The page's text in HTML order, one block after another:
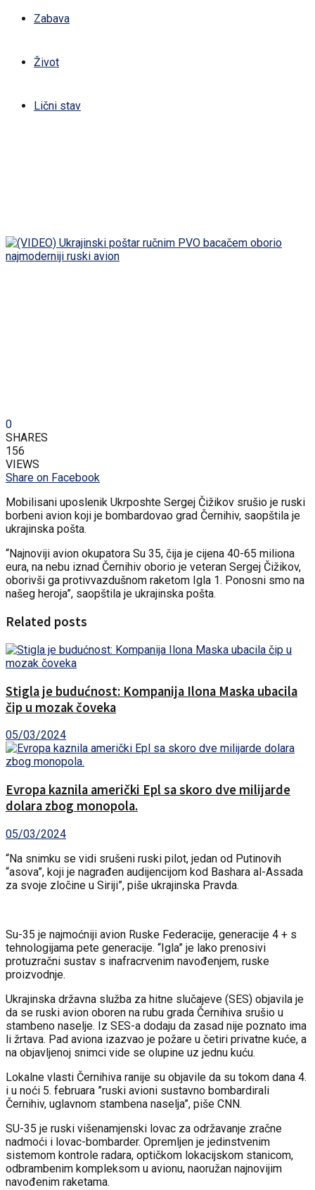
Zabava
Život
Lični stav
0
SHARES
156
VIEWS
Share on Facebook
Mobilisani uposlenik Ukrposhte Sergej Čižikov srušio je ruski
borbeni avion koji je bombardovao grad Černihiv, saopštila je
ukrajinska pošta.
“Najnoviji avion okupatora Su 35, čija je cijena 40-65 miliona
eura, na nebu iznad Černihiv oborio je veteran Sergej Čižikov,
oborivši ga protivvazdušnom raketom Igla 1. Ponosni smo na
našeg heroja”, saopštila je ukrajinska pošta.
Related posts
Stigla je budućnost: Kompanija Ilona Maska ubacila
čip u mozak čoveka
05/03/2024
Evropa kaznila američki Epl sa skoro dve milijarde
dolara zbog monopola.
05/03/2024
“Na snimku se vidi srušeni ruski pilot, jedan od Putinovih
“asova”, koji je nagrađen audijencijom kod Bashara al-Assada
za svoje zločine u Siriji”, piše ukrajinska Pravda.
Su-35 je najmoćniji avion Ruske Federacije, generacije 4 + s
tehnologijama pete generacije. “Igla” je lako prenosivi
protuzračni sustav s inafracrvenim navođenjem, ruske
proizvodnje.
Ukrajinska državna služba za hitne slučajeve (SES) objavila je
da se ruski avion oboren na rubu grada Černihiva srušio u
stambeno naselje. Iz SES-a dodaju da zasad nije poznato ima
li žrtava. Pad aviona izazvao je požare u četiri privatne kuće, a
na objavljenoj snimci vide se olupine uz jednu kuću.
Lokalne vlasti Černihiva ranije su objavile da su tokom dana 4.
i u noći 5. februara ”ruski avioni sustavno bombardirali
Černihiv, uglavnom stambena naselja”, piše CNN.
SU-35 je ruski višenamjenski lovac za održavanje zračne
nadmoći i lovac-bombarder. Opremljen je jedinstvenim
sistemom kontrole radara, optičkom lokacijskom stanicom,
odbrambenim kompleksom u avionu, naoružan najnovijim
navođenim raketama.